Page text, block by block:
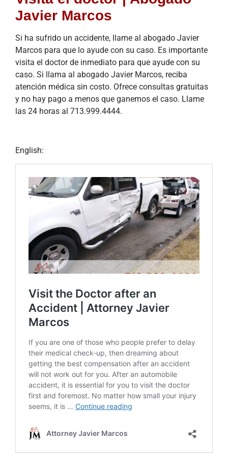
Javier Marcos
Si ha sufrido un accidente, llame al abogado Javier
Marcos para que lo ayude con su caso. Es importante
visita el doctor de inmediato para que ayude con su
caso. Si llama al abogado Javier Marcos, reciba
atención médica sin costo. Ofrece consultas gratuitas
y no hay pago a menos que ganemos el caso. Llame
las 24 horas al 713.999.4444.
English: